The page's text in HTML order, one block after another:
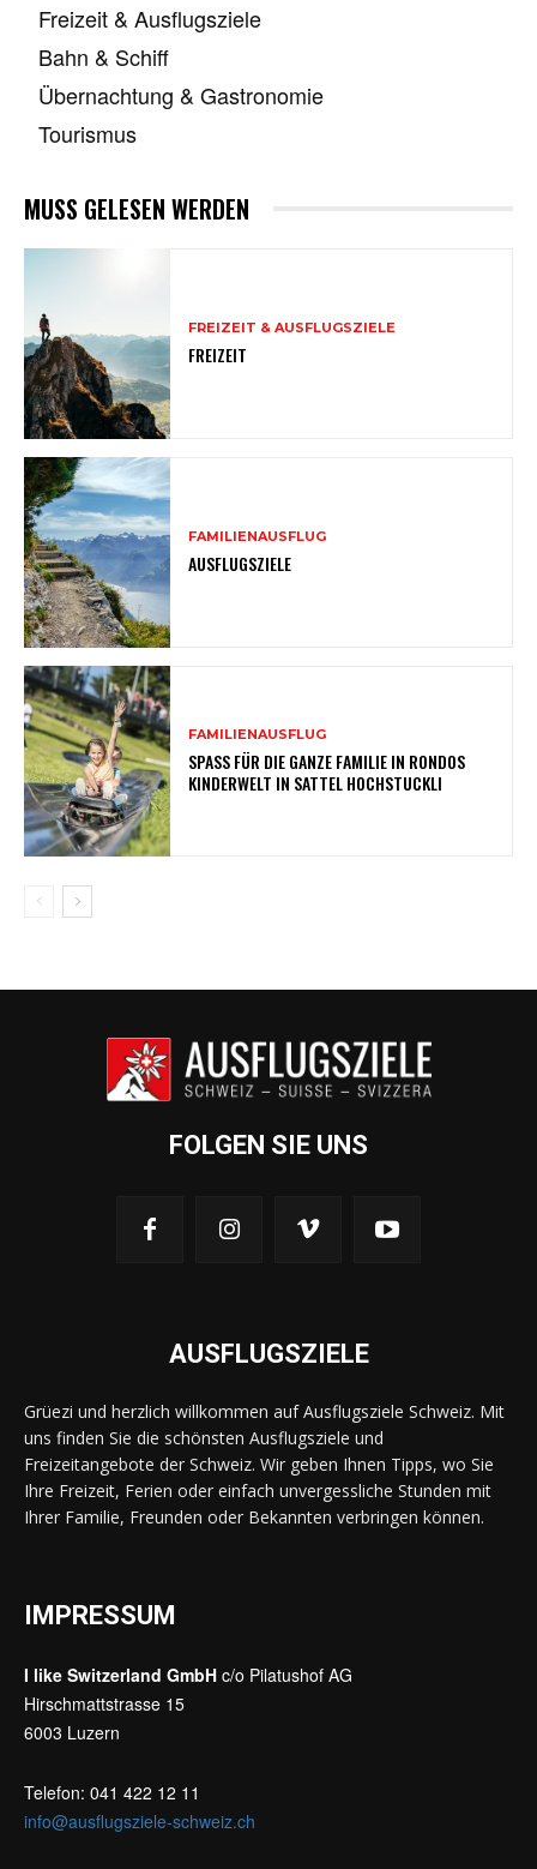
Freizeit & Ausflugsziele
Bahn & Schiff
Übernachtung & Gastronomie
Tourismus
MUSS GELESEN WERDEN
FREIZEIT & AUSFLUGSZIELE
FREIZEIT
FAMILIENAUSFLUG
AUSFLUGSZIELE
FAMILIENAUSFLUG
SPASS FÜR DIE GANZE FAMILIE IN RONDOS
KINDERWELT IN SATTEL HOCHSTUCKLI
FOLGEN SIE UNS
AUSFLUGSZIELE
Grüezi und herzlich willkommen auf Ausflugsziele Schweiz. Mit
uns finden Sie die schönsten Ausflugsziele und
Freizeitangebote der Schweiz. Wir geben Ihnen Tipps, wo Sie
Ihre Freizeit, Ferien oder einfach unvergessliche Stunden mit
Ihrer Familie, Freunden oder Bekannten verbringen können.
IMPRESSUM
I like Switzerland GmbH c/o Pilatushof AG
Hirschmattstrasse 15
6003 Luzern
Telefon: 041 422 12 11
info@ausflugsziele-schweiz.ch